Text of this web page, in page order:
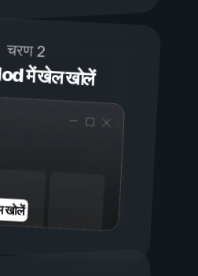
चरण 2
में खेल खोलें
खोलें